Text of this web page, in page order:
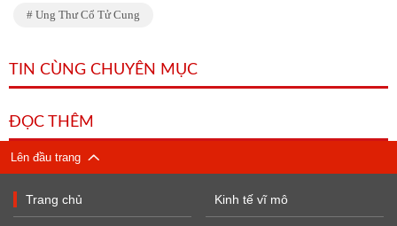
Ung Thư Cổ Tử Cung
TIN CÙNG CHUYÊN MỤC
ĐỌC THÊM
Lên đầu trang
Trang chủ Kinh tế vĩ mô